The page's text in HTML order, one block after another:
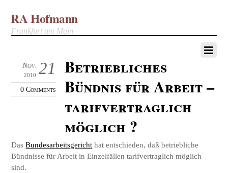
RA Hofmann
Frankfurt am Main
21
Nov.
2010
0 Comments
Betriebliches
Bündnis für Arbeit –
tarifvertraglich
möglich ?
DasBundesarbeitsgericht hat entschieden, daß betriebliche
Bündnisse für Arbeit in Einzelfällen tarifvertraglich möglich
sind.